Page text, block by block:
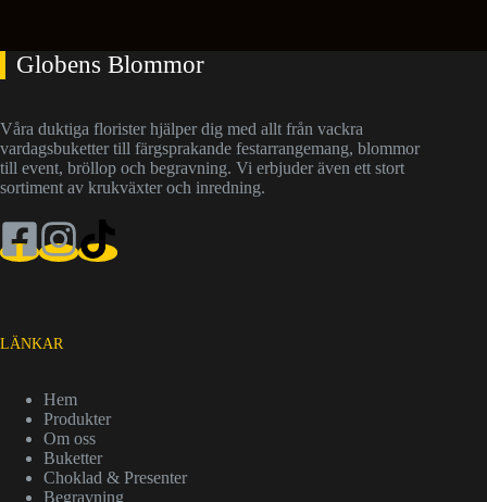
Globens Blommor
Våra duktiga florister hjälper dig med allt från vackra
vardagsbuketter till färgsprakande festarrangemang, blommor
till event, bröllop och begravning. Vi erbjuder även ett stort
sortiment av krukväxter och inredning.
LÄNKAR
Hem
Produkter
Om oss
Buketter
Choklad & Presenter
Begravning